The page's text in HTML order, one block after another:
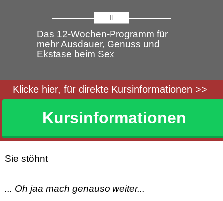
Das 12-Wochen-Programm für
mehr Ausdauer, Genuss und
Ekstase beim Sex
Klicke hier, für direkte Kursinformationen >>
Kursinformationen
Sie stöhnt
... Oh jaa mach genauso weiter...